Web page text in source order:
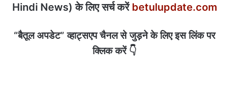
Hindi News) के लिए सर्च करें betulupdate.com
“बैतूल अपडेट” व्हाट्सएप चैनल से जुड़ने के लिए इस लिंक पर
क्लिक करें 👇